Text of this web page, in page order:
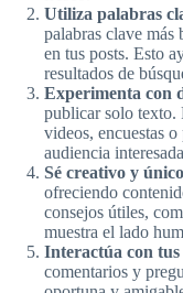
Utiliza palabras
palabras clave más
en tus posts. Esto
resultados de
Experimenta con
publicar solo texto.
videos, encuestas
audiencia
Sé creativo y
ofreciendo
consejos útiles,
muestra el lado
Interactúa con tus
comentarios y